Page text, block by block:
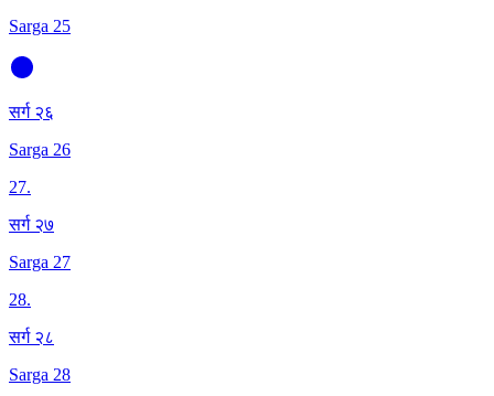
Sarga 25
सर्ग २६
Sarga 26
27.
सर्ग २७
Sarga 27
28.
सर्ग २८
Sarga 28